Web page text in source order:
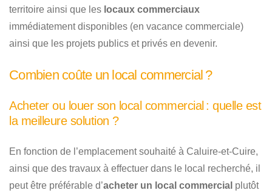
territoire ainsi que les locaux commerciaux
immédiatement disponibles (en vacance commerciale)
ainsi que les projets publics et privés en devenir.
Combien coûte un local commercial ?
Acheter ou louer son local commercial : quelle est
la meilleure solution ?
En fonction de l’emplacement souhaité à Caluire-et-Cuire,
ainsi que des travaux à effectuer dans le local recherché, il
peut être préférable d’acheter un local commercial plutôt